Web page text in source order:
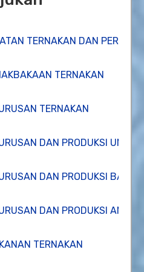
TERNAKAN DAN
TERNAKAN
TERNAKAN
DAN PRODUKSI
DAN PRODUKSI BABI
DAN PRODUKSI
TERNAKAN